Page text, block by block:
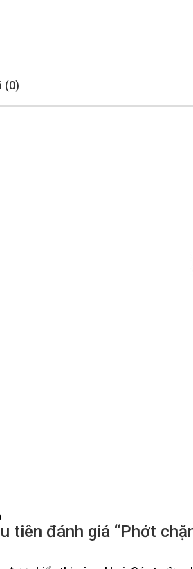
(0)
tiên đánh giá “Phớt